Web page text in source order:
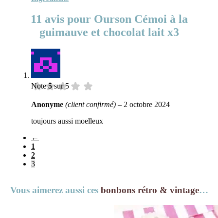
11 avis pour Ourson Cémoi à la
guimauve et chocolat lait x3
Note5sur 5
Anonyme (client confirmé) – 2 octobre 2024
toujours aussi moelleux
←
1
2
3
Vous aimerez aussi ces bonbons rétro & vintage…